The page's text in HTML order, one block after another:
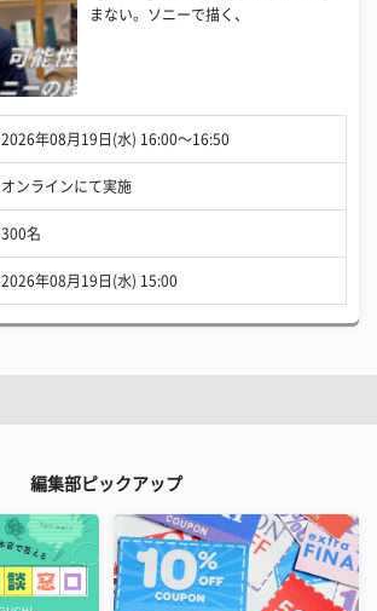
まない。ソニーで描く、
2026年08月19日(水) 16:00〜16:50
オンラインにて実施
300名
2026年08月19日(水) 15:00
編集部ピックアップ